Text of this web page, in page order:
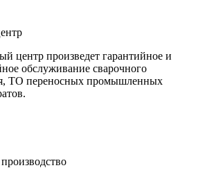
центр произведет гарантийное и
обслуживание сварочного
ТО переносных промышленных